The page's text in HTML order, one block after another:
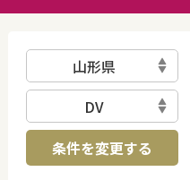
山形県
DV
条件を変更する